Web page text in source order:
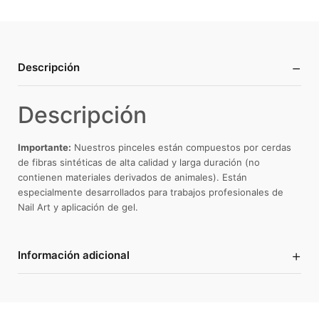
Descripción −
Descripción
Importante: Nuestros pinceles están compuestos por cerdas
de fibras sintéticas de alta calidad y larga duración (no
contienen materiales derivados de animales). Están
especialmente desarrollados para trabajos profesionales de
Nail Art y aplicación de gel.
Información adicional +